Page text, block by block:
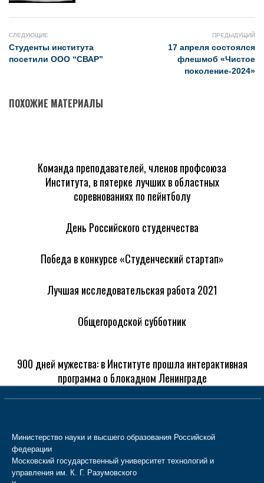
СЛЕДУЮЩИЕ
Студенты института
посетили ООО “СВАР”
ПРЕДЫДУЩИЙ
17 апреля состоялся
флешмоб «Чистое
поколение-2024»
ПОХОЖИЕ МАТЕРИАЛЫ
Команда преподавателей, членов профсоюза
Института, в пятерке лучших в областных
соревнованиях по пейнтболу
День Российского студенчества
Победа в конкурсе «Студенческий стартап»
Лучшая исследовательская работа 2021
Общегородской субботник
900 дней мужества: в Институте прошла интерактивная
программа о блокадном Ленинграде
Министерство науки и высшего образования Российской
федерации
Московский государственный университет технологий и
управления им. К. Г. Разумовского